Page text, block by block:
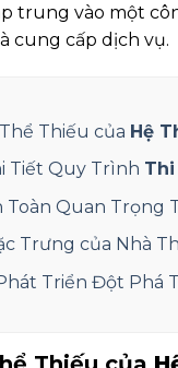
trung vào một
cung cấp dịch vụ.
Thiếu của Hệ
Tiết Quy Trình
Toàn Quan Trọng
Trưng của Nhà
Triển Đột Phá